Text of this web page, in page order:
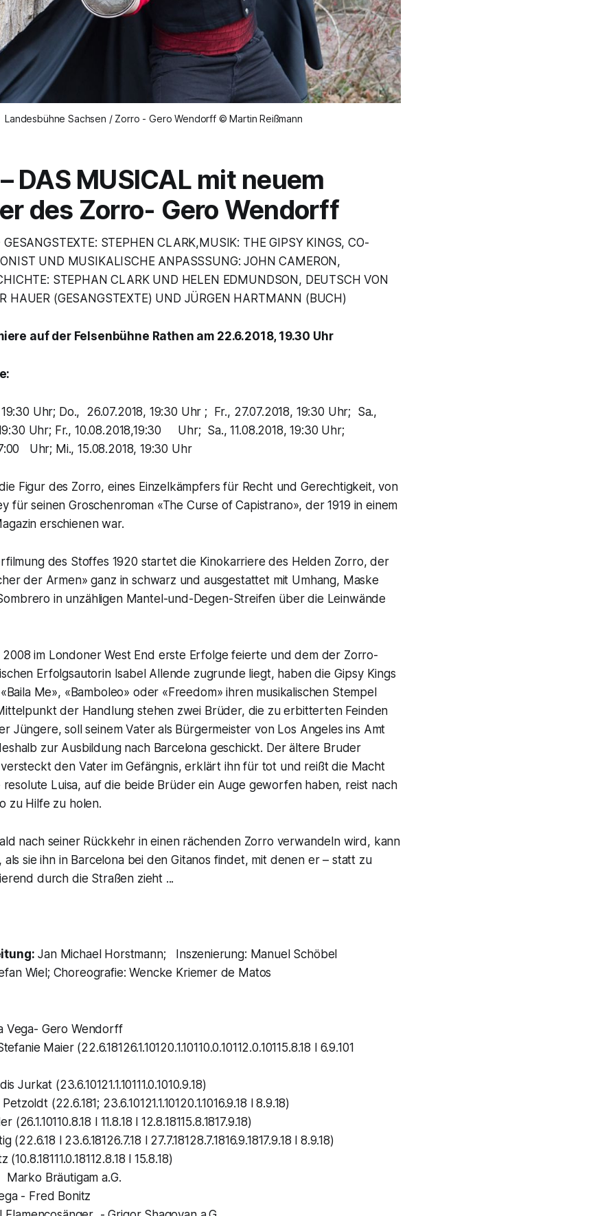
Landesbühne Sachsen / Zorro - Gero Wendorff © Martin Reißmann
DAS MUSICAL mit neuem
des Zorro- Gero Wendorff
STEPHEN CLARK,MUSIK: THE GIPSY KINGS, CO-
UND MUSIKALISCHE ANPASSSUNG: JOHN CAMERON,
STEPHAN CLARK UND HELEN EDMUNDSON, DEUTSCH VON
HAUER (GESANGSTEXTE) UND JÜRGEN HARTMANN (BUCH)
auf der Felsenbühne Rathen am 22.6.2018, 19.30 Uhr
Uhr; Do., 26.07.2018, 19:30 Uhr ; Fr., 27.07.2018, 19:30 Uhr; Sa.,
Uhr; Fr., 10.08.2018,19:30 Uhr; Sa., 11.08.2018, 19:30 Uhr;
Uhr; Mi., 15.08.2018, 19:30 Uhr
Figur des Zorro, eines Einzelkämpfers für Recht und Gerechtigkeit, von
für seinen Groschenroman «The Curse of Capistrano», der 1919 in einem
erschienen war.
des Stoffes 1920 startet die Kinokarriere des Helden Zorro, der
der Armen» ganz in schwarz und ausgestattet mit Umhang, Maske
in unzähligen Mantel-und-Degen-Streifen über die Leinwände
2008 im Londoner West End erste Erfolge feierte und dem der Zorro-
Erfolgsautorin Isabel Allende zugrunde liegt, haben die Gipsy Kings
Me», «Bamboleo» oder «Freedom» ihren musikalischen Stempel
der Handlung stehen zwei Brüder, die zu erbitterten Feinden
Jüngere, soll seinem Vater als Bürgermeister von Los Angeles ins Amt
zur Ausbildung nach Barcelona geschickt. Der ältere Bruder
den Vater im Gefängnis, erklärt ihn für tot und reißt die Macht
resolute Luisa, auf die beide Brüder ein Auge geworfen haben, reist nach
zu Hilfe zu holen.
nach seiner Rückkehr in einen rächenden Zorro verwandeln wird, kann
als sie ihn in Barcelona bei den Gitanos findet, mit denen er – statt zu
durch die Straßen zieht ...
Jan Michael Horstmann; Inszenierung: Manuel Schöbel
Wiel; Choreografie: Wencke Kriemer de Matos
Vega- Gero Wendorff
Maier (22.6.18126.1.10120.1.10110.0.10112.0.10115.8.18 l 6.9.101
Jurkat (23.6.10121.1.10111.0.1010.9.18)
(22.6.181; 23.6.10121.1.10120.1.1016.9.18 l 8.9.18)
l 11.8.18 l 12.8.18115.8.1817.9.18)
(22.6.18 l 23.6.18126.7.18 l 27.7.18128.7.1816.9.1817.9.18 l 8.9.18)
l 15.8.18)
Bräutigam a.G.
- Fred Bonitz